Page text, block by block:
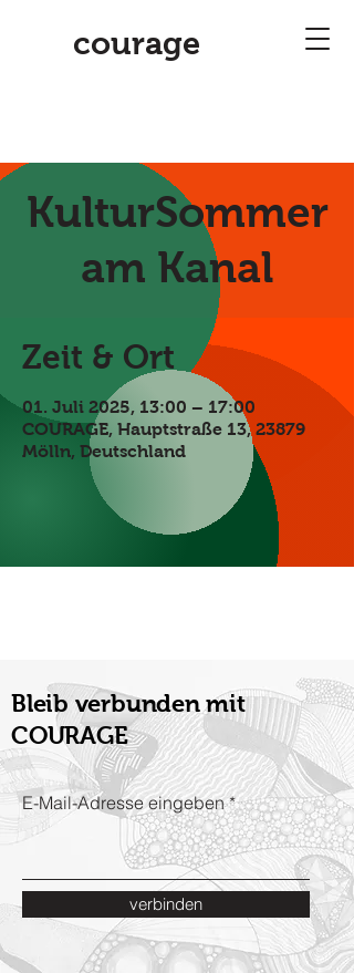
courage
KulturSommer
am Kanal
Zeit & Ort
01. Juli 2025, 13:00 – 17:00
COURAGE, Hauptstraße 13, 23879
Mölln, Deutschland
Bleib verbunden mit
COURAGE
E-Mail-Adresse eingeben
verbinden